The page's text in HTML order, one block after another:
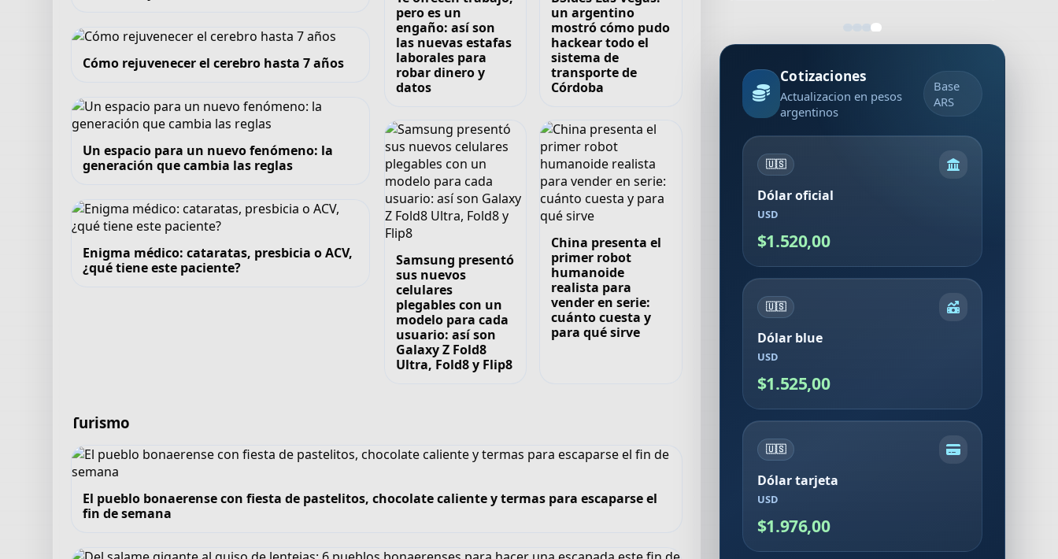
Cómo rejuvenecer el cerebro hasta 7 años
Un espacio para un nuevo fenómeno: la
generación que cambia las reglas
Enigma médico: cataratas, presbicia o ACV,
¿qué tiene este paciente?
pero es un
engaño: así son
las nuevas estafas
laborales para
robar dinero y
datos
un argentino
mostró cómo pudo
hackear todo el
sistema de
transporte de
Córdoba
Samsung presentó
sus nuevos
celulares
plegables con un
modelo para cada
usuario: así son
Galaxy Z Fold8
Ultra, Fold8 y Flip8
China presenta el
primer robot
humanoide
realista para
vender en serie:
cuánto cuesta y
para qué sirve
Turismo
El pueblo bonaerense con fiesta de pastelitos, chocolate caliente y termas para escaparse el
fin de semana
Cotizaciones
Actualizacion en pesos
argentinos
Base
ARS
🇺🇸
Dólar oficial
USD
$1.520,00
🇺🇸
Dólar blue
USD
$1.525,00
🇺🇸
Dólar tarjeta
USD
$1.976,00